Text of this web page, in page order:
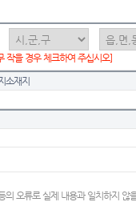
작을 경우 체크하여 주십시오]
소재지
의 오류로 실제 내용과 일치하지